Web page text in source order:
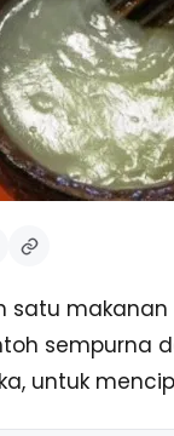
satu
sempurna
untuk